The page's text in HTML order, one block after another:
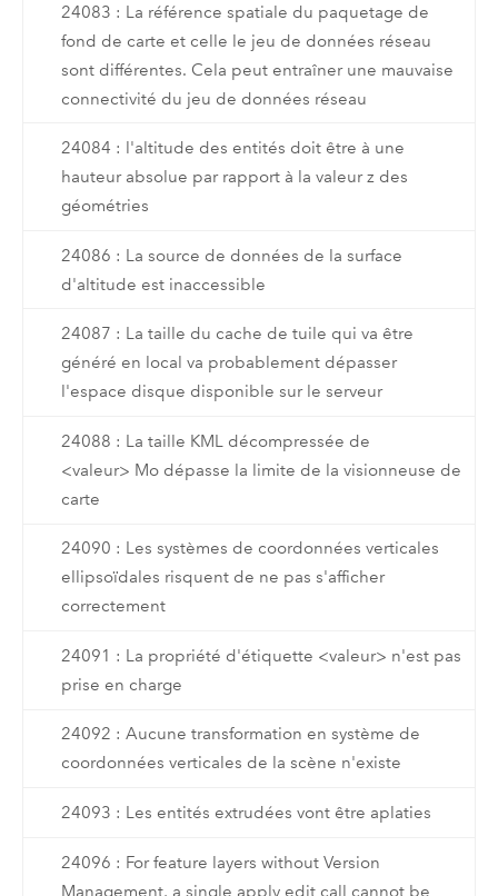
24083 : La référence spatiale du paquetage de
fond de carte et celle le jeu de données réseau
sont différentes. Cela peut entraîner une mauvaise
connectivité du jeu de données réseau
24084 : l'altitude des entités doit être à une
hauteur absolue par rapport à la valeur z des
géométries
24086 : La source de données de la surface
d'altitude est inaccessible
24087 : La taille du cache de tuile qui va être
généré en local va probablement dépasser
l'espace disque disponible sur le serveur
24088 : La taille KML décompressée de
<valeur> Mo dépasse la limite de la visionneuse de
carte
24090 : Les systèmes de coordonnées verticales
ellipsoïdales risquent de ne pas s'afficher
correctement
24091 : La propriété d'étiquette <valeur> n'est pas
prise en charge
24092 : Aucune transformation en système de
coordonnées verticales de la scène n'existe
24093 : Les entités extrudées vont être aplaties
24096 : For feature layers without Version
Management, a single apply edit call cannot be